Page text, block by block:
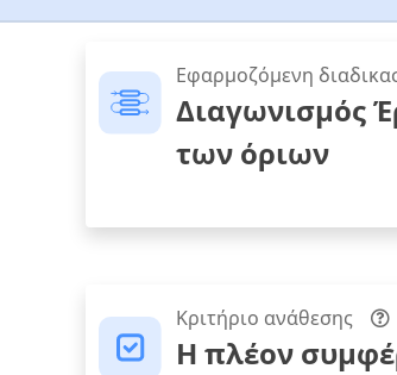
Εφαρμοζόμενη
Διαγωνισμός
των όριων
Κριτήριο ανάθεσης
Η πλέον